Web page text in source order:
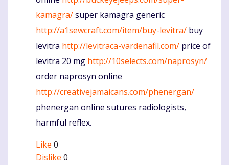
kamagra/super kamagra generic
http://a1sewcraft.com/item/buy-levitra/ buy
levitra http://levitraca-vardenafil.com/ price of
levitra 20 mg http://10selects.com/naprosyn/
order naprosyn online
http://creativejamaicans.com/phenergan/
phenergan online sutures radiologists,
harmful reflex.
Like 0
Dislike 0